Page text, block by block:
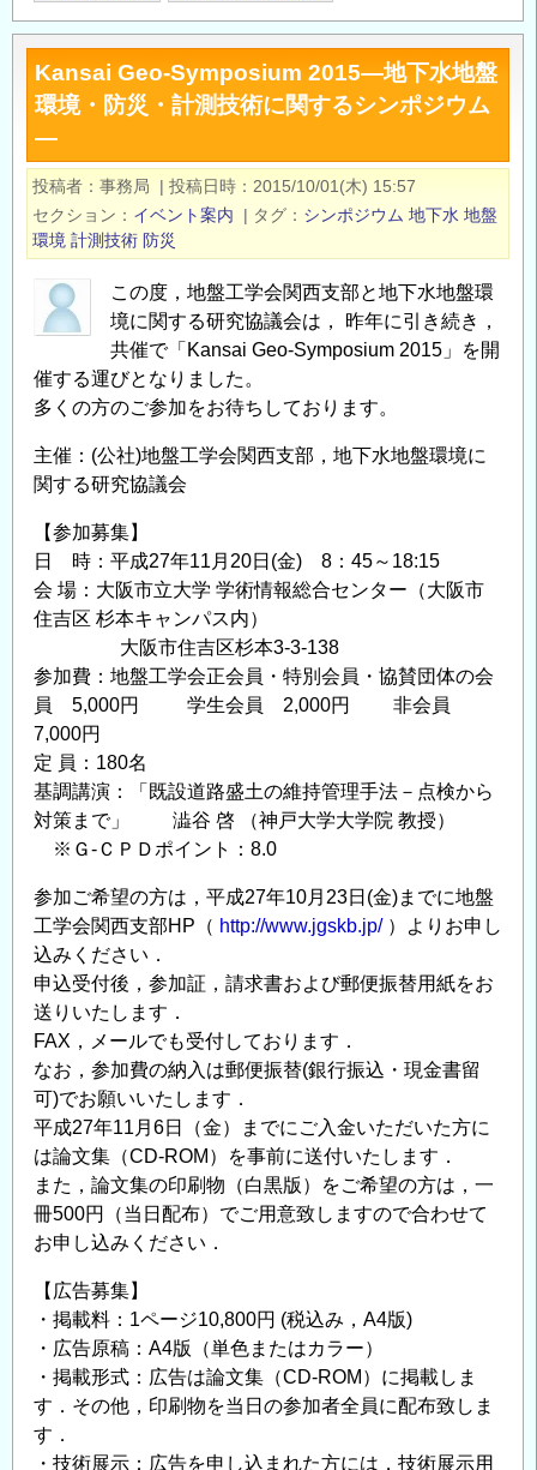
227・
228
回
西
山
記
念
技
術
講
座
鋼
の
造
プ
ロ
セ
ス
を
新
し
続
け
る
セ
ン
シ
ン
グ
技
術」
開
催
の
お
知
ら
せ
の
Kansai Geo-Symposium 2015―地下水地盤
環境・防災・計測技術に関するシンポジウム
―
投稿者 事務局 | 投稿日時
2015/10/01(木) 15:57
セクション
イベント案内 | タグ シンポジウム 地下水 地盤
環境 計測技術 防災
この度，地盤工学会関西支部と地下水地盤環
境に関する研究協議会は， 昨年に引き続き，
共催で「Kansai Geo-Symposium 2015」を開
催する運びとなりました。
多くの方のご参加をお待ちしております。
主催：(公社)地盤工学会関西支部，地下水地盤環境に
関する研究協議会
【参加募集】
日 時：平成27年11月20日(金) 8：45～18:15
会 場：大阪市立大学 学術情報総合センター（大阪市
住吉区 杉本キャンパス内）
大阪市住吉区杉本3-3-138
参加費：地盤工学会正会員・特別会員・協賛団体の会
員 5,000円 学生会員 2,000円 非会員
7,000円
定 員：180名
基調講演：「既設道路盛土の維持管理手法－点検から
対策まで」 澁谷 啓 （神戸大学大学院 教授）
※Ｇ-ＣＰＤポイント：8.0
参加ご希望の方は，平成27年10月23日(金)までに地盤
工学会関西支部HP（ http://www.jgskb.jp/）よりお申し
込みください．
申込受付後，参加証，請求書および郵便振替用紙をお
送りいたします．
FAX，メールでも受付しております．
なお，参加費の納入は郵便振替(銀行振込・現金書留
可)でお願いいたします．
平成27年11月6日（金）までにご入金いただいた方に
は論文集（CD-ROM）を事前に送付いたします．
また，論文集の印刷物（白黒版）をご希望の方は，一
冊500円（当日配布）でご用意致しますので合わせて
お申し込みください．
【広告募集】
・掲載料：1ページ10,800円 (税込み，A4版)
・広告原稿：A4版（単色またはカラー）
・掲載形式：広告は論文集（CD-ROM）に掲載しま
す．その他，印刷物を当日の参加者全員に配布致しま
す．
・技術展示：広告を申し込まれた方には，技術展示用